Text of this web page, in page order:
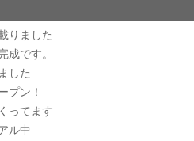
りました
成です。
した
プン！
ってます
ル中